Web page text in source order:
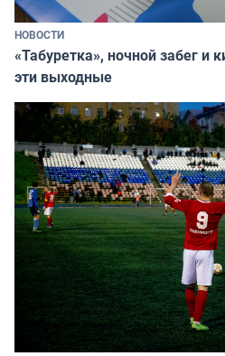
НОВОСТИ
«Табуретка», ночной забег и
эти выходные